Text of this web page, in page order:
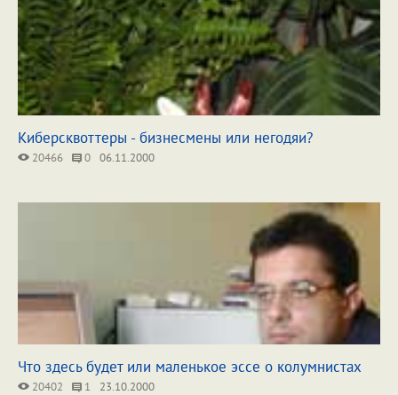
Киберсквоттеры - бизнесмены или негодяи?
20466 0 06.11.2000
Что здесь будет или маленькое эссе о колумнистах
20402 1 23.10.2000